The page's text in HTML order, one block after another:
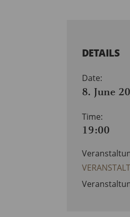
DETAILS
Date:
8. June
Time:
19:00